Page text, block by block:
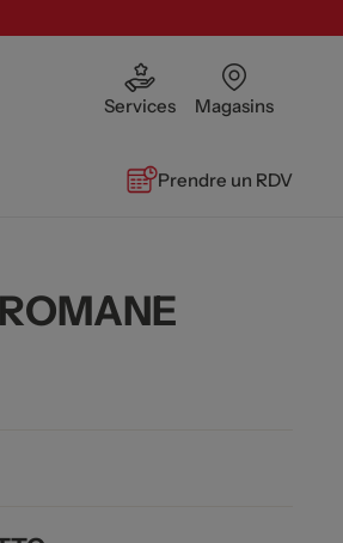
Services Magasins
Prendre un RDV